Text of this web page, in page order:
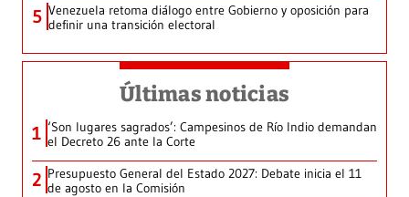
5 Venezuela retoma diálogo entre Gobierno y oposición para
definir una transición electoral
Últimas noticias
1 ‘Son lugares sagrados’: Campesinos de Río Indio demandan
el Decreto 26 ante la Corte
2 Presupuesto General del Estado 2027: Debate inicia el 11
de agosto en la Comisión